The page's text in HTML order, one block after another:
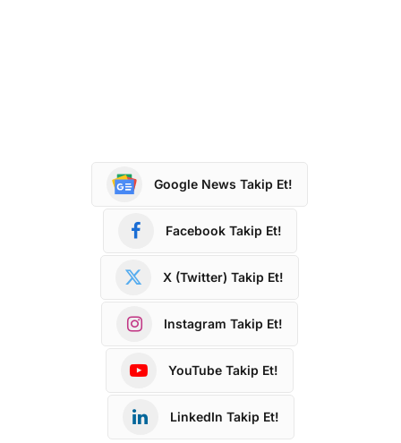
Google News Takip Et!
Facebook Takip Et!
X (Twitter) Takip Et!
Instagram Takip Et!
YouTube Takip Et!
LinkedIn Takip Et!